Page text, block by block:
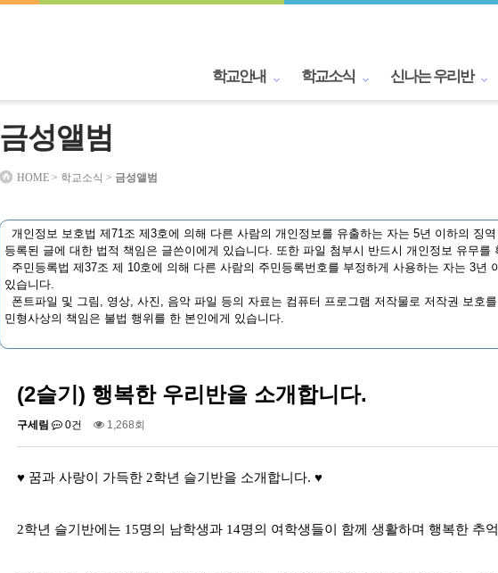
학교안내 학교소식 신나는 우리반
금성앨범
HOME > 학교소식 > 금성앨범
개인정보 보호법 제71조 제3호에 의해 다른 사람의 개인정보를 유출하는 자는 5년 이하의 징
등록된 글에 대한 법적 책임은 글쓴이에게 있습니다. 또한 파일 첨부시 반드시 개인정보 유무를
주민등록법 제37조 제 10호에 의해 다른 사람의 주민등록번호를 부정하게 사용하는 자는 3년
있습니다.
폰트파일 및 그림, 영상, 사진, 음악 파일 등의 자료는 컴퓨터 프로그램 저작물로 저작권 보호
민형사상의 책임은 불법 행위를 한 본인에게 있습니다.
(2슬기) 행복한 우리반을 소개합니다.
구세림 0건 1,268회
♥ 꿈과 사랑이 가득한 2학년 슬기반을 소개합니다. ♥
2학년 슬기반에는 15명의 남학생과 14명의 여학생들이 함께 생활하며 행복한 추